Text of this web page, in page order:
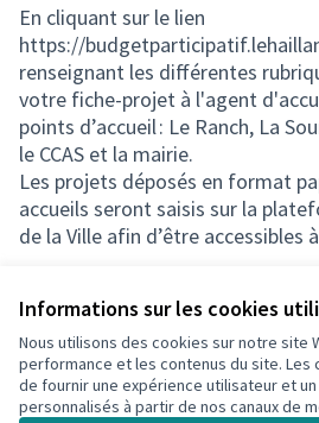
Informations sur les cookies
Nous utilisons des cookies sur notre site
performance et les contenus du site.
de fournir une expérience utilisateur et
personnalisés à partir de nos canaux de
En cliquant sur le lien
https://
renseignant les différentes
votre fiche-projet à l'agent
points d’accueil : Le Ranch, La
le CCAS et la mairie.
Les projets déposés en format
accueils seront saisis sur la
de la Ville afin d’être accessibles
Conditions d'utilisation
Paramètres des cookies
Participation Le Haillan sur Facebook
Participation Le Haillan sur Instagram
Participation Le Haillan sur